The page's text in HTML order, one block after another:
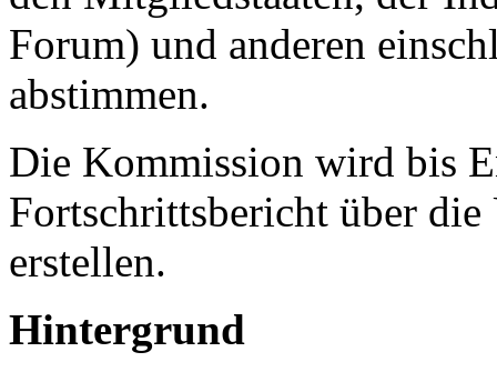
Forum) und anderen
abstimmen.
Die Kommission wird bis
Fortschrittsbericht über
erstellen.
Hintergrund